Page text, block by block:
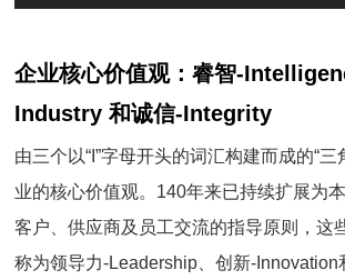
企业核心价值观：睿智-
Industry 和诚信-Integrity
由三个以“I”字母开头的词汇构建而成的“三
业的核心价值观。140年来已持续扩展为
客户、供应商及员工交流的指导原则，这
称为领导力-Leadership、创新-Innovation